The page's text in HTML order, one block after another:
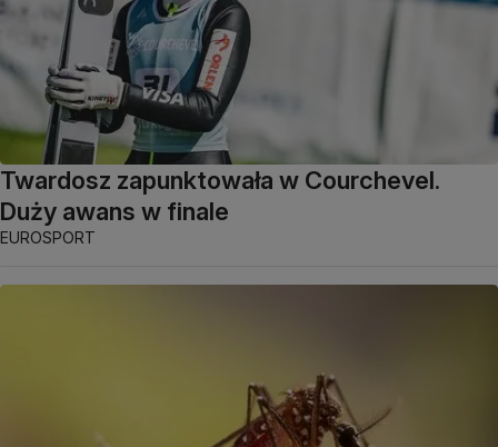
Twardosz zapunktowała w Courchevel.
Duży awans w finale
EUROSPORT